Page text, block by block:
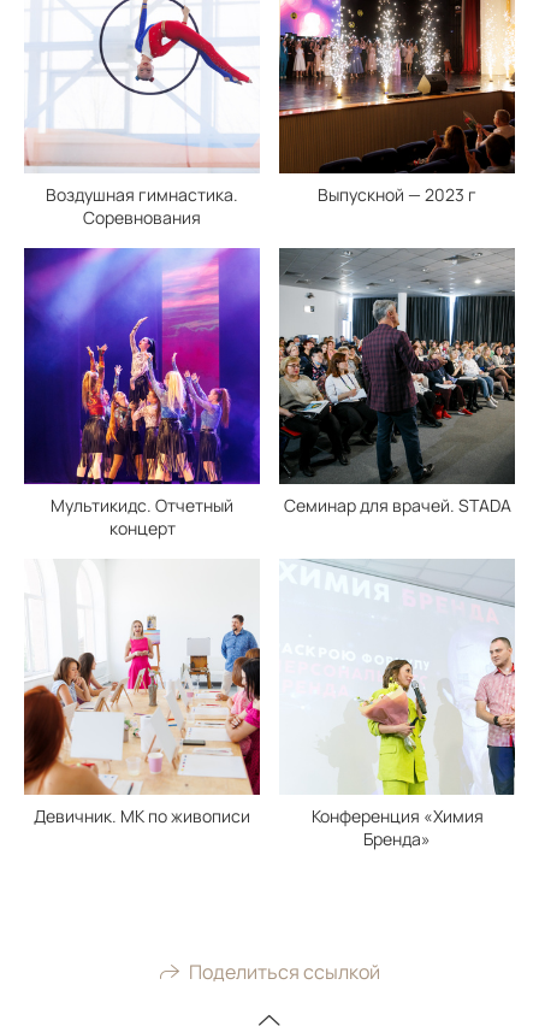
Воздушная гимнастика.
Соревнования
Выпускной — 2023 г
Мультикидс. Отчетный
концерт
Семинар для врачей. STADA
Девичник. МК по живописи
Конференция «Химия
Бренда»
Поделиться ссылкой